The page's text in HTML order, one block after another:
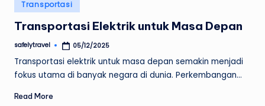
in
Transportasi
Transportasi Elektrik untuk Masa Depan
Posted
safelytravel 05/12/2025
Transportasi elektrik untuk masa depan semakin menjadi
fokus utama di banyak negara di dunia. Perkembangan…
Read More